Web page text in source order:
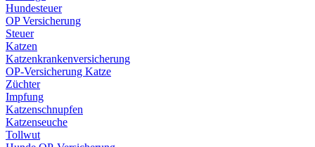
Hundesteuer
OP Versicherung
Steuer
Katzen
Katzenkrankenversicherung
OP-Versicherung Katze
Züchter
Impfung
Katzenschnupfen
Katzenseuche
Tollwut